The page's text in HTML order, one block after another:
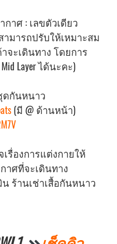
าศ : เลขตัวเดียว
ามารถปรับให้เหมาะสม
ะเดินทาง โดยการ
Layer ได้นะคะ)
ดกันหนาว
(มี @ ด้านหน้า)
รื่องการแต่งกายให้
าศที่จะเดินทาง
ร้านเช่าเสื้อกันหนาว